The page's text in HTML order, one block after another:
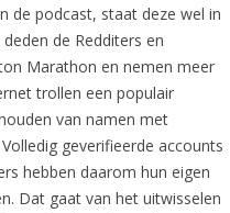
de podcast, staat deze wel in
de Redditers en
Marathon en nemen meer
trollen een populair
van namen met
geverifieerde accounts
hebben daarom hun eigen
Dat gaat van het uitwisselen